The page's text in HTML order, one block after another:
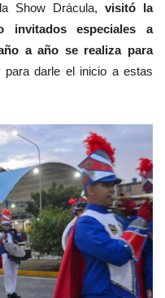
Show Drácula, visitó la
invitados especiales a
a año se realiza para
para darle el inicio a estas